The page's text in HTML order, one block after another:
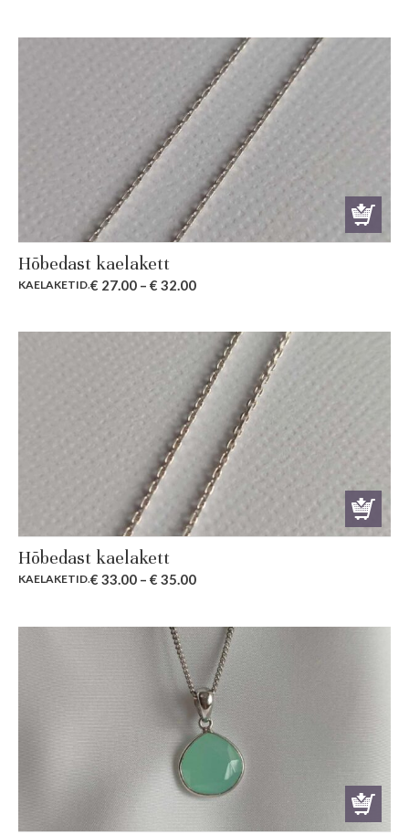
Hõbedast kaelakett
KAELAKETID.€ 27.00 – € 32.00
Hõbedast kaelakett
KAELAKETID.€ 33.00 – € 35.00